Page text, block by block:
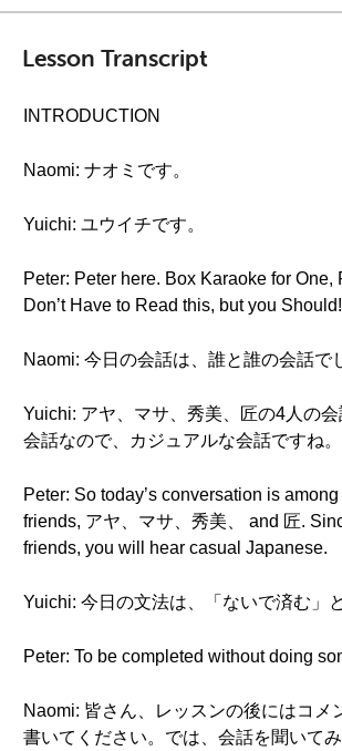
Lesson Transcript
INTRODUCTION
Naomi: ナオミです。
Yuichi: ユウイチです。
Peter: Peter here. Box Karaoke for One,
Don’t Have to Read this, but you Should!
Naomi: 今日の会話は、誰と誰の会話で
Yuichi: アヤ、マサ、秀美、匠の4人の
会話なので、カジュアルな会話ですね。
Peter: So today’s conversation is
friends, アヤ、マサ、秀美、 and 匠.
friends, you will hear casual Japanese.
Yuichi: 今日の文法は、「ないで済む」
Peter: To be completed without doing
Naomi: 皆さん、レッスンの後にはコメ
書いてください。では、会話を聞いてみ